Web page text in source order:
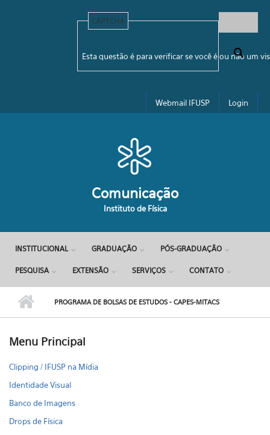
Formulário de busca
CAPTCHA
Esta questão é para verificar se você é ou não um
Webmail IFUSP Login
Comunicação
Instituto de Física
INSTITUCIONAL GRADUAÇÃO PÓS-GRADUAÇÃO
PESQUISA EXTENSÃO SERVIÇOS CONTATO
PROGRAMA DE BOLSAS DE ESTUDOS - CAPES-MITACS
Menu Principal
Clipping / IFUSP na Mídia
Identidade Visual
Banco de Imagens
Drops de Física